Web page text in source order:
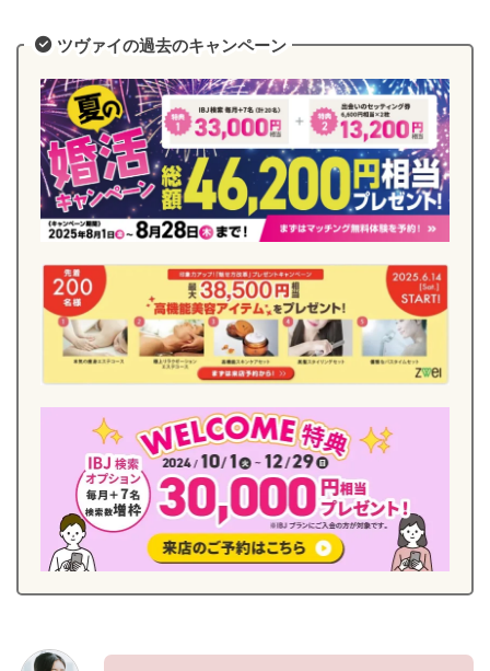
ツヴァイの過去のキャンペーン